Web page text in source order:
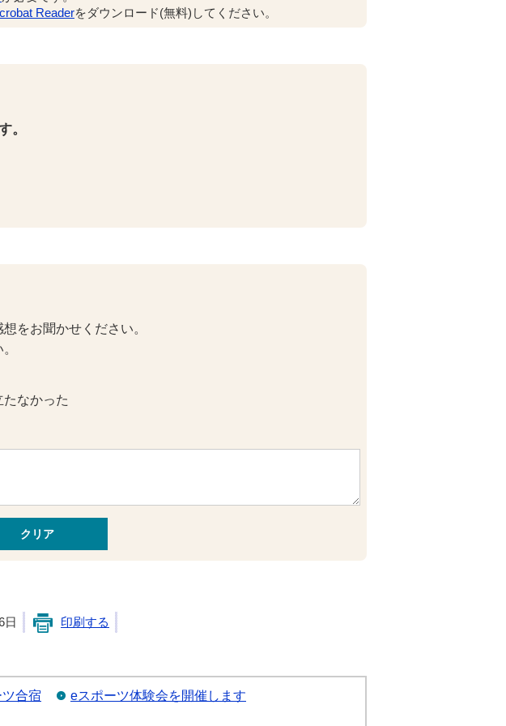
Readerをダウンロード(無料)してください。
。
をお聞かせください。
たなかった
日 印刷する
合宿 eスポーツ体験会を開催します